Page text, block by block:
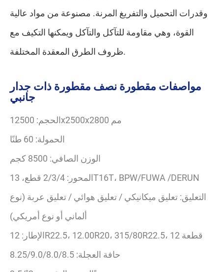
وقدرات التحميل والتفريغ المرنة. مصنوعة من مواد عالية
القوة، وهي مقاومة للتآكل والتآكل ويمكنها التكيف مع
ظروف الطرق المعقدة المختلفة.
مواصفات مقطورة نصف مقطورة ذات جدار
جانبي
الحجم: 12500x2500x2800 مم
الحمولة: 60 طنًا
الوزن الصافي: 8500 كجم
المحور: 2/3/4 قطع، 13T16T، BPW/FUWA /DERUN
التعليق: تعليق ميكانيكي / تعليق هوائي / تعليق عربة (نوع
ألماني أو نوع أمريكي)
الإطار: 12R22.5، 12.00R20، 315/80R22.5، 12 قطعة
حافة العجلة: 8.25/9.0/8.0/8.5